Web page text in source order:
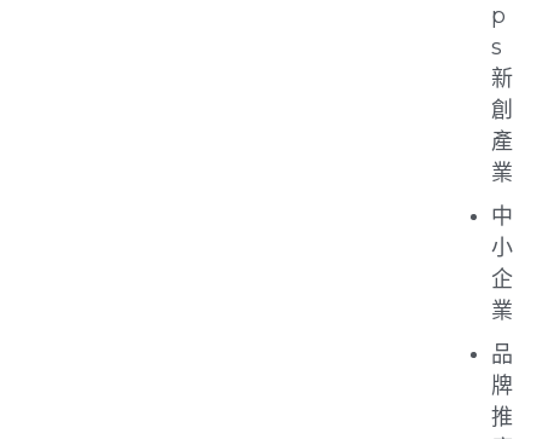
p
s
新
創
產
業
中
小
企
業
品
牌
推